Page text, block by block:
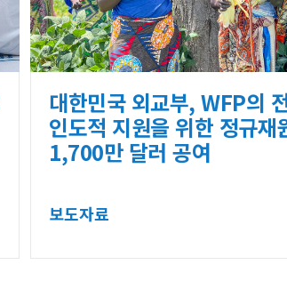
대한민국 외교부, WFP의
인도적 지원을 위한 정규재
1,700만 달러 공여
보도자료